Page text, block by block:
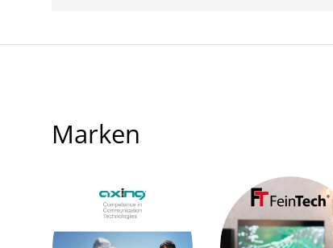
Marken